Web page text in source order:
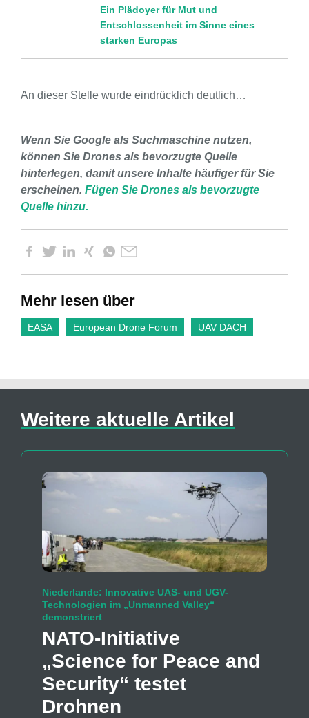
Ein Plädoyer für Mut und
Entschlossenheit im Sinne eines
starken Europas
An dieser Stelle wurde eindrücklich deutlich…
Wenn Sie Google als Suchmaschine nutzen,
können Sie Drones als bevorzugte Quelle
hinterlegen, damit unsere Inhalte häufiger für Sie
erscheinen. Fügen Sie Drones als bevorzugte
Quelle hinzu.
Mehr lesen über
EASA European Drone Forum UAV DACH
Weitere aktuelle Artikel
Niederlande: Innovative UAS- und UGV-
Technologien im „Unmanned Valley“
demonstriert
NATO-Initiative
„Science for Peace and
Security“ testet
Drohnen